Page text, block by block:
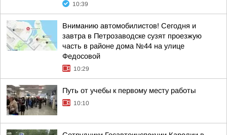
10:39
Вниманию автомобилистов! Сегодня и
завтра в Петрозаводске сузят проезжую
часть в районе дома №44 на улице
Федосовой
10:29
Путь от учебы к первому месту работы
10:10